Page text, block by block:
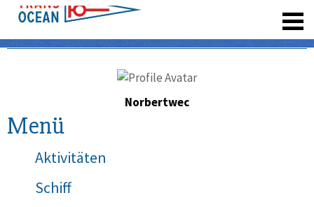
Norbertwec
Menü
Aktivitäten
Schiff